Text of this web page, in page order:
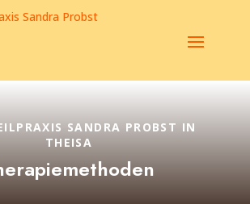
SANDRA PROBST IN
THEISA